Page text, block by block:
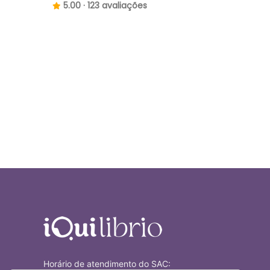
5.00 · 123 avaliações
Horário de atendimento do SAC: